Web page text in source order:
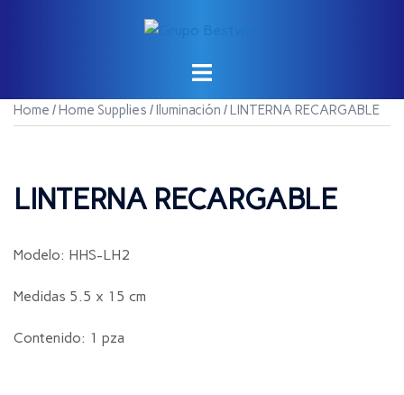
Home /Home Supplies /Iluminación / LINTERNA RECARGABLE
LINTERNA RECARGABLE
Modelo: HHS-LH2
Medidas 5.5 x 15 cm
Contenido: 1 pza